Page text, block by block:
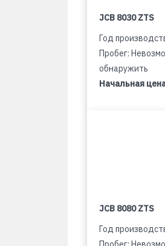
JCB 8030 ZTS
Год
Пробег:
обнаружить
Начальная
JCB 8080 ZTS
Год